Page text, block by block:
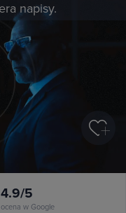
napisy.
4.9/5
ocena w Google